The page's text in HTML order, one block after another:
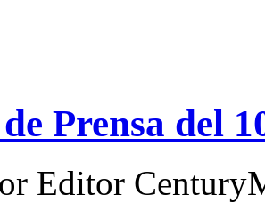
Prensa del
Editor